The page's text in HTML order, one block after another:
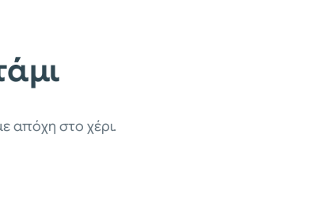
απόχη στο χέρι.